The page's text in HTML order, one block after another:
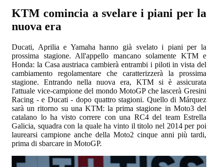
KTM comincia a svelare i piani per la
nuova era
Ducati, Aprilia e Yamaha hanno già svelato i piani per la
prossima stagione. All'appello mancano solamente KTM e
Honda: la Casa austriaca cambierà entrambi i piloti in vista del
cambiamento regolamentare che caratterizzerà la prossima
stagione. Entrando nella nuova era, KTM si è assicurata
l'attuale vice-campione del mondo MotoGP che lascerà Gresini
Racing - e Ducati - dopo quattro stagioni. Quello di Márquez
sarà un ritorno su una KTM: la prima stagione in Moto3 del
catalano lo ha visto correre con una RC4 del team Estrella
Galicia, squadra con la quale ha vinto il titolo nel 2014 per poi
laurearsi campione anche della Moto2 cinque anni più tardi,
prima di sbarcare in MotoGP.